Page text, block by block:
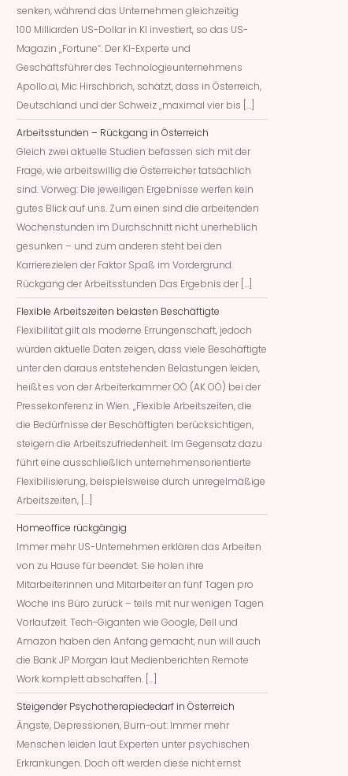
senken, während das Unternehmen gleichzeitig
100 Milliarden US-Dollar in KI investiert, so das US-
Magazin „Fortune“. Der KI-Experte und
Geschäftsführer des Technologieunternehmens
Apollo.ai, Mic Hirschbrich, schätzt, dass in Österreich,
Deutschland und der Schweiz „maximal vier bis […]
Arbeitsstunden – Rückgang in Österreich
Gleich zwei aktuelle Studien befassen sich mit der
Frage, wie arbeitswillig die Österreicher tatsächlich
sind. Vorweg: Die jeweiligen Ergebnisse werfen kein
gutes Blick auf uns. Zum einen sind die arbeitenden
Wochenstunden im Durchschnitt nicht unerheblich
gesunken – und zum anderen steht bei den
Karrierezielen der Faktor Spaß im Vordergrund.
Rückgang der Arbeitsstunden Das Ergebnis der […]
Flexible Arbeitszeiten belasten Beschäftigte
Flexibilität gilt als moderne Errungenschaft, jedoch
würden aktuelle Daten zeigen, dass viele Beschäftigte
unter den daraus entstehenden Belastungen leiden,
heißt es von der Arbeiterkammer OÖ (AK OÖ) bei der
Pressekonferenz in Wien. „Flexible Arbeitszeiten, die
die Bedürfnisse der Beschäftigten berücksichtigen,
steigern die Arbeitszufriedenheit. Im Gegensatz dazu
führt eine ausschließlich unternehmensorientierte
Flexibilisierung, beispielsweise durch unregelmäßige
Arbeitszeiten, […]
Homeoffice rückgängig
Immer mehr US-Unternehmen erklären das Arbeiten
von zu Hause für beendet. Sie holen ihre
Mitarbeiterinnen und Mitarbeiter an fünf Tagen pro
Woche ins Büro zurück – teils mit nur wenigen Tagen
Vorlaufzeit. Tech-Giganten wie Google, Dell und
Amazon haben den Anfang gemacht, nun will auch
die Bank JP Morgan laut Medienberichten Remote
Work komplett abschaffen. […]
Steigender Psychotherapiededarf in Österreich
Ängste, Depressionen, Burn-out: Immer mehr
Menschen leiden laut Experten unter psychischen
Erkrankungen. Doch oft werden diese nicht ernst